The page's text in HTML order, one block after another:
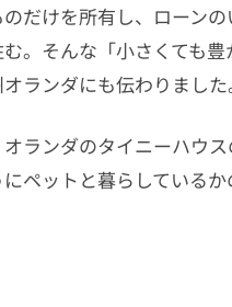
だけを所有し、ローン
。そんな「小さくても豊
ランダにも伝わりました
ランダのタイニーハウ
ペットと暮らしているか